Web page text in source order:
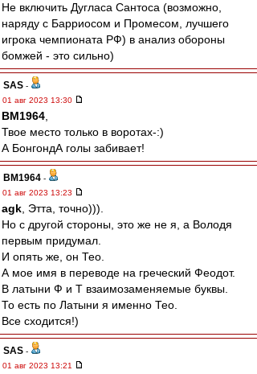
Не включить Дугласа Сантоса (возможно,
наряду с Барриосом и Промесом, лучшего
игрока чемпионата РФ) в анализ обороны
бомжей - это сильно)
SAS -
01 авг 2023 13:30
BM1964
Твое место только в воротах-:)
А БонгондА голы забивает!
BM1964 -
01 авг 2023 13:23
agk , Этта, точно))).
Но с другой стороны, это же не я, а Володя
первым придумал.
И опять же, он Тео.
А мое имя в переводе на греческий Феодот.
В латыни Ф и Т взаимозаменяемые буквы.
То есть по Латыни я именно Тео.
Все сходится!)
SAS -
01 авг 2023 13:21